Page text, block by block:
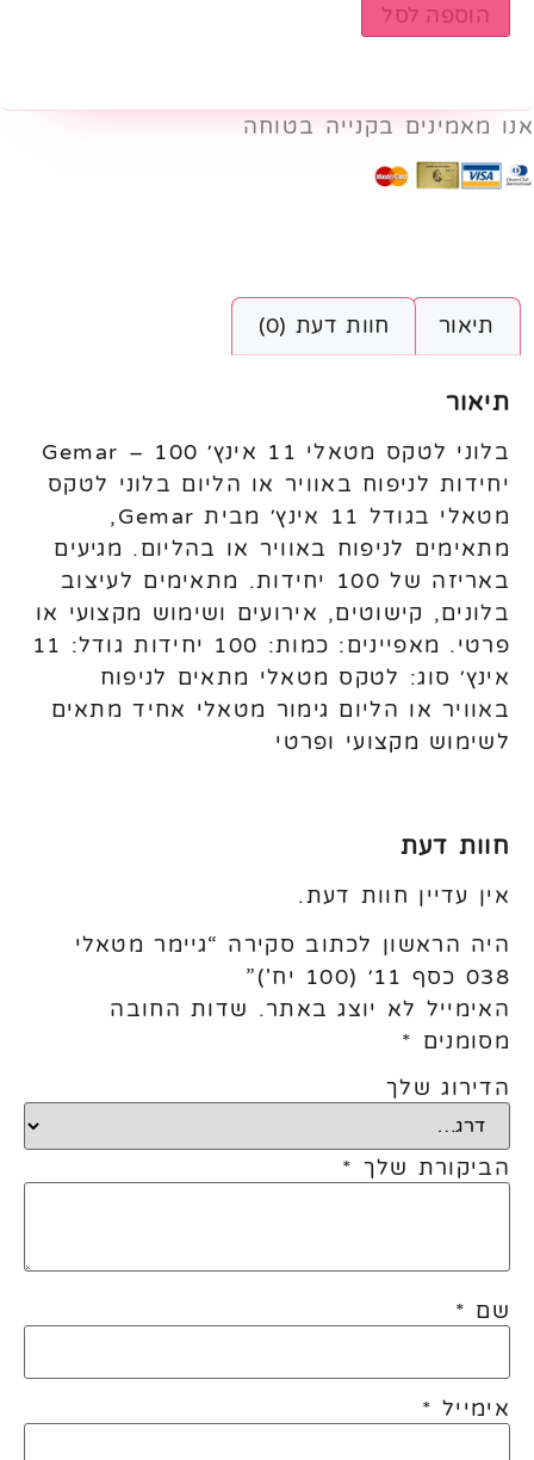
הוספה לסל
אנו מאמינים בקנייה בטוחה
תיאור חוות דעת (0)
תיאור
בלוני לטקס מטאלי 11 אינץ׳ Gemar – 100
יחידות לניפוח באוויר או הליום בלוני לטקס
מטאלי בגודל 11 אינץ׳ מבית Gemar,
מתאימים לניפוח באוויר או בהליום. מגיעים
באריזה של 100 יחידות. מתאימים לעיצוב
בלונים, קישוטים, אירועים ושימוש מקצועי או
פרטי. מאפיינים: כמות: 100 יחידות גודל: 11
אינץ׳ סוג: לטקס מטאלי מתאים לניפוח
באוויר או הליום גימור מטאלי אחיד מתאים
לשימוש מקצועי ופרטי
חוות דעת
אין עדיין חוות דעת.
היה הראשון לכתוב סקירה “גיימר מטאלי
038 כסף 11׳ (100 יח')”
האימייל לא יוצג באתר. שדות החובה
מסומנים *
הדירוג שלך
הביקורת שלך *
שם *
אימייל *